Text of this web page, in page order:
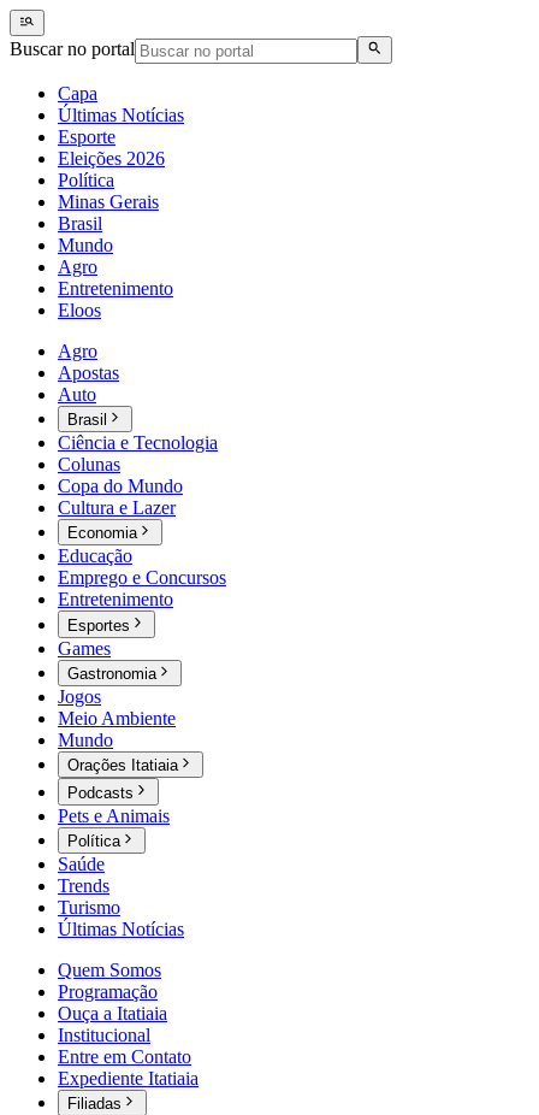
Buscar no portal
Capa
Últimas Notícias
Esporte
Eleições 2026
Política
Minas Gerais
Brasil
Mundo
Agro
Entretenimento
Eloos
Agro
Apostas
Auto
Brasil
Ciência e Tecnologia
Colunas
Copa do Mundo
Cultura e Lazer
Economia
Educação
Emprego e Concursos
Entretenimento
Esportes
Games
Gastronomia
Jogos
Meio Ambiente
Mundo
Orações Itatiaia
Podcasts
Pets e Animais
Política
Saúde
Trends
Turismo
Últimas Notícias
Quem Somos
Programação
Ouça a Itatiaia
Institucional
Entre em Contato
Expediente Itatiaia
Filiadas